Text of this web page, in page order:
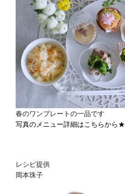
春のワンプレートの一品です
写真のメニュー詳細はこちらから★
レシピ提供
岡本珠⼦